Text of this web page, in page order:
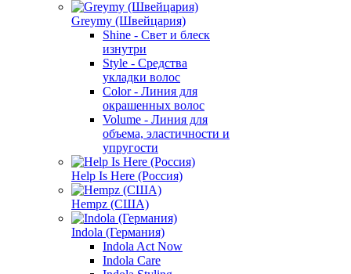
Greymy (Швейцария)
Shine - Свет и блеск
изнутри
Style - Средства
укладки волос
Color - Линия для
окрашенных волос
Volume - Линия для
объема, эластичности и
упругости
Help Is Here (Россия)
Hempz (США)
Indola (Германия)
Indola Act Now
Indola Care